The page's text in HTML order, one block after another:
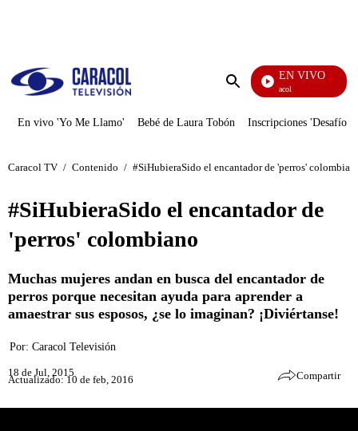
Enviar
EN VIVO
Noticias Caracol
En vivo 'Yo Me Llamo' Bebé de Laura Tobón Inscripciones 'Desafío'
Caracol TV / Contenido / #SiHubieraSido el encantador de 'perros'
#SiHubieraSido el encantador de
'perros' colombiano
Muchas mujeres andan en busca del encantador de
perros porque necesitan ayuda para aprender a
amaestrar sus esposos, ¿se lo imaginan? ¡Diviértanse!
Por: Caracol Televisión
18 de Jul, 2015
Actualizado: 10 de feb, 2016 Compartir